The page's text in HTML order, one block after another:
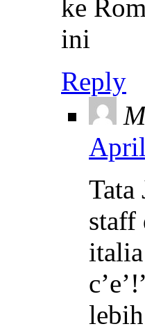
ke
ini
Reply
Tata
staff